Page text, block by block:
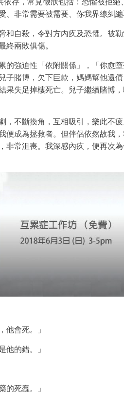
非常需要被需要、 你我界線糾纏
和自殺，令對方內疚及恐懼。被
終兩敗俱傷。
的強迫性「依附關係」，「你愈
子賭博，欠下巨款，媽媽幫他還債
果失足掉樓死亡。兒子繼續賭博
，不斷換角，互相吸引，樂此不
便成為拯救者。但伴侶依然故我
非常沮喪。我深感內疚，便再次為
他會死。」
他的錯。」
的死蠢。」